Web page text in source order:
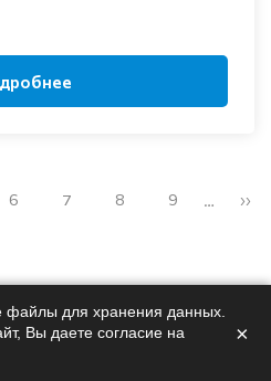
6 7 8 9 … ››
файлы для хранения данных.
Вы даете согласие на
×